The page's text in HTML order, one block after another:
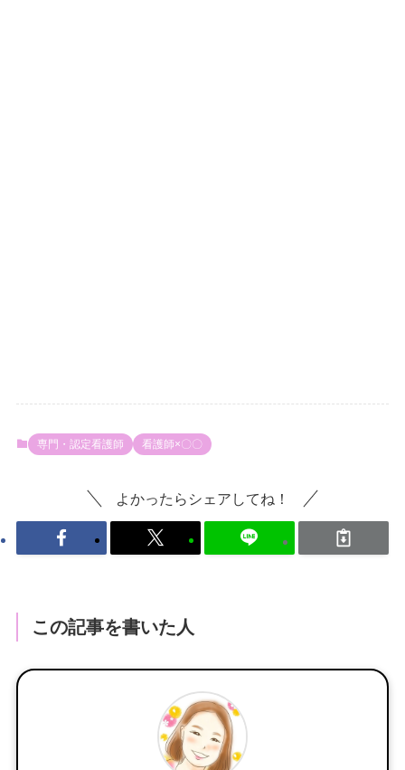
専門・認定看護師 看護師×〇〇
よかったらシェアしてね！
この記事を書いた人